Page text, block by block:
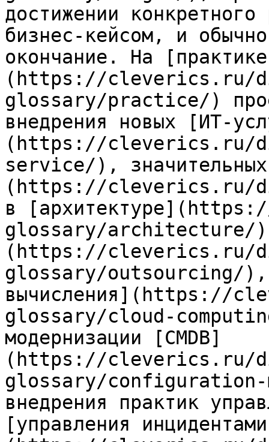
достижении
бизнес-кейсом, и
окончание. На
(https://cleverics.ru/
glossary/practice/)
внедрения новых [ИТ-
(https://cleverics.ru/
service/),
(https://cleverics.ru/
в
glossary/architecture/),
(https://cleverics.ru/
glossary/outsourcing/),
вычисления](https://
glossary/cloud-
модернизации [CMDB]
(https://cleverics.ru/
glossary/configuration-
внедрения практик
[управления